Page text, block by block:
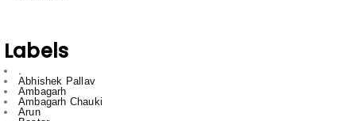
Labels
.
Abhishek Pallav
Ambagarh
Ambagarh Chauki
Arun